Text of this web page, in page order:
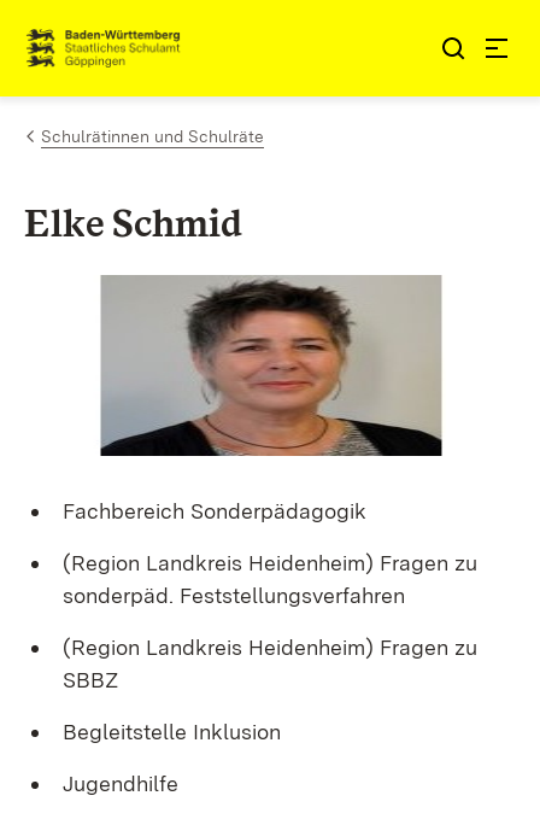
Zum Inhalt springen
Link zur Startseite
Schulrätinnen und Schulräte
Elke Schmid
Fachbereich Sonderpädagogik
(Region Landkreis Heidenheim) Fragen zu
sonderpäd. Feststellungsverfahren
(Region Landkreis Heidenheim) Fragen zu
SBBZ
Begleitstelle Inklusion
Jugendhilfe